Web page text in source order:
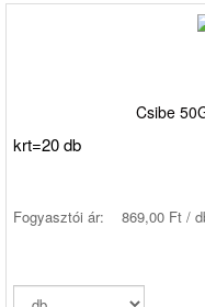
Csibe
krt=20 db
Fogyasztói ár: 869,00 Ft /